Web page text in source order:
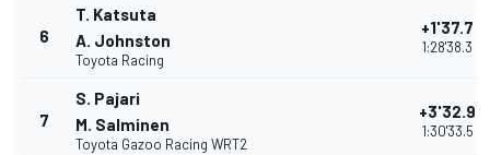
6
T. Katsuta
A. Johnston
Toyota Racing
+1'37.7
1:28'38.3
7
S. Pajari
M. Salminen
Toyota Gazoo Racing WRT2
+3'32.9
1:30'33.5